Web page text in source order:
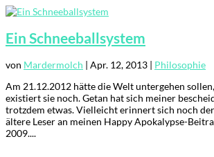
Ein Schneeballsystem
von Mardermolch | Apr. 12, 2013 | Philosophie
Am 21.12.2012 hätte die Welt untergehen
existiert sie noch. Getan hat sich meiner
trotzdem etwas. Vielleicht erinnert sich noch
ältere Leser an meinen Happy Apokalypse-
2009....